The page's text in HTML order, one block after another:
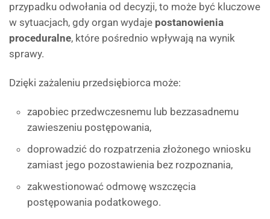
przypadku odwołania od decyzji, to może być kluczowe
w sytuacjach, gdy organ wydaje postanowienia
proceduralne, które pośrednio wpływają na wynik
sprawy.
Dzięki zażaleniu przedsiębiorca może:
zapobiec przedwczesnemu lub bezzasadnemu
zawieszeniu postępowania,
doprowadzić do rozpatrzenia złożonego wniosku
zamiast jego pozostawienia bez rozpoznania,
zakwestionować odmowę wszczęcia
postępowania podatkowego.